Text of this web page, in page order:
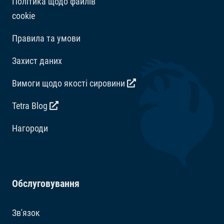
cookie
Правила та умови
Захист даних
Вимоги щодо якості сировини
Tetra Blog
Hагороди
Обслуговування
Зв'язок